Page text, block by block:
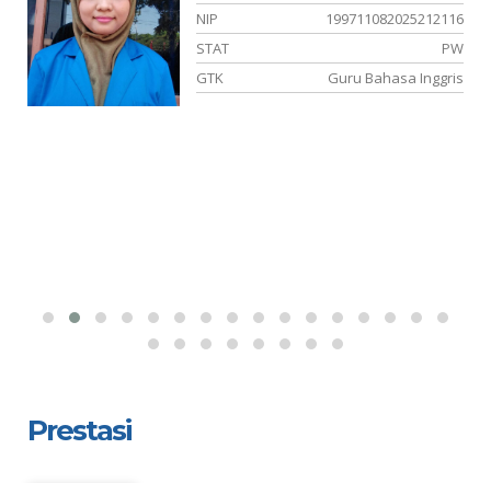
NIP
199711082025212116
STAT
PW
GTK
Guru Bahasa Inggris
Prestasi